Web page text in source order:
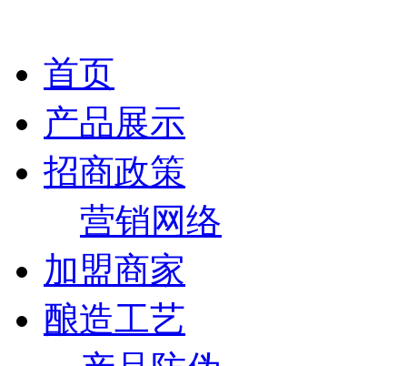
首页
产品展示
招商政策
营销网络
加盟商家
酿造工艺